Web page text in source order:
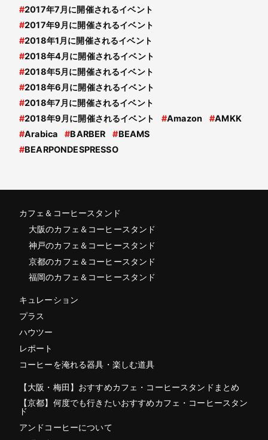
#2017年7月に開催されるイベント
#2017年9月に開催されるイベント
#2018年1月に開催されるイベント
#2018年4月に開催されるイベント
#2018年5月に開催されるイベント
#2018年6月に開催されるイベント
#2018年7月に開催されるイベント
#2018年9月に開催されるイベント #Amazon #AMKK
#Arabica #BARBER #BEAMS
#BEARPONDESPRESSO
カフェ＆コーヒースタンド
大阪のカフェ＆コーヒースタンド
神戸のカフェ＆コーヒースタンド
京都のカフェ＆コーヒースタンド
福岡のカフェ＆コーヒースタンド
キュレーション
プラス
ハウツー
レポート
コーヒーを淹れる器具・楽しむ道具
【大阪・梅田】おすすめカフェ・コーヒースタンドまとめ
【京都】何度でも行きたいおすすめカフェ・コーヒースタン
ド
アンドコーヒーについて